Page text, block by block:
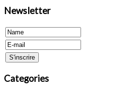
Newsletter
Categories